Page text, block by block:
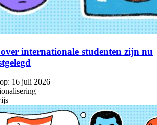
internationale studenten zijn nu
16 juli 2026